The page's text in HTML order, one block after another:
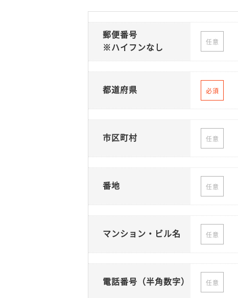
郵便番号
※ハイフンなし
任意
都道府県 必須
市区町村 任意
番地 任意
マンション・ビル名 任意
電話番号（半角数字） 任意